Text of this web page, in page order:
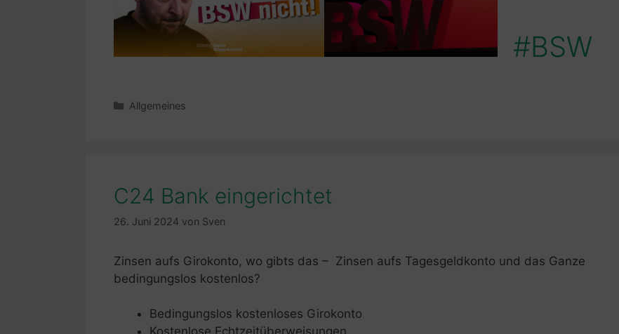
#BSW
Kategorien
Allgemeines
C24 Bank eingerichtet
26. Juni 2024 von Sven
Zinsen aufs Girokonto, wo gibts das – Zinsen aufs Tagesgeldkonto und das Ganze
bedingungslos kostenlos?
Bedingungslos kostenloses Girokonto